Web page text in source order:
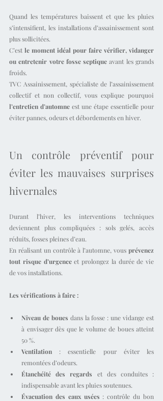
Quand les températures baissent et que les pluies
s’intensifient, les installations d’assainissement sont
plus sollicitées.
C’est le moment idéal pour faire vérifier, vidanger
ou entretenir votre fosse septique avant les grands
froids.
TVC Assainissement, spécialiste de l’assainissement
l’entretien d’automne est une étape essentielle pour
éviter pannes, odeurs et débordements en hiver.
Un contrôle préventif pour
éviter les mauvaises surprises
hivernales
Durant l’hiver, les interventions techniques
deviennent plus compliquées : sols gelés, accès
réduits, fosses pleines d’eau.
En réalisant un contrôle à l’automne, vous prévenez
tout risque d’urgence et prolongez la durée de vie
de vos installations.
Les vérifications à faire :
Niveau de boues dans la fosse : une vidange est
à envisager dès que le volume de boues atteint
50 %.
Ventilation : essentielle pour éviter les
remontées d’odeurs.
Étanchéité des regards et des conduites :
indispensable avant les pluies soutenues.
Évacuation des eaux usées : contrôle du bon